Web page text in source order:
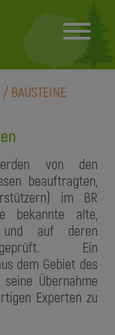
BAUSTEINE
von den
beauftragten,
im BR
bekannte alte,
und auf deren
geprüft. Ein
dem Gebiet des
Übernahme
Experten zu